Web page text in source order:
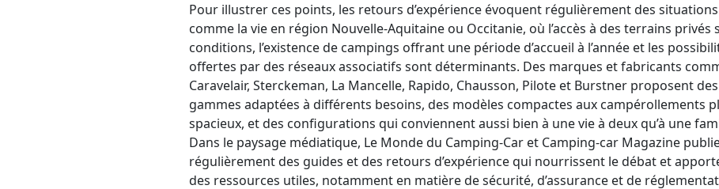
Pour illustrer ces points, les retours d’expérience évoquent régulièrement des situations
comme la vie en région Nouvelle-Aquitaine ou Occitanie, où l’accès à des terrains privés
conditions, l’existence de campings offrant une période d’accueil à l’année et les
offertes par des réseaux associatifs sont déterminants. Des marques et fabricants
Caravelair, Sterckeman, La Mancelle, Rapido, Chausson, Pilote et Burstner proposent des
gammes adaptées à différents besoins, des modèles compactes aux campérollements
spacieux, et des configurations qui conviennent aussi bien à une vie à deux qu’à une
Dans le paysage médiatique, Le Monde du Camping-Car et Camping-car Magazine
régulièrement des guides et des retours d’expérience qui nourrissent le débat et
des ressources utiles, notamment en matière de sécurité, d’assurance et de